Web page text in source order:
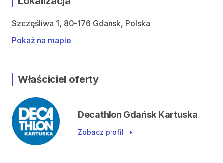
Szczęśliwa 1, 80-176 Gdańsk, Polska
Pokaż na mapie
Właściciel oferty
Decathlon Gdańsk Kartuska
Zobacz profil •